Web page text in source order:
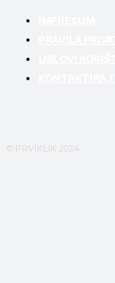
© PRVIKLIK 2024